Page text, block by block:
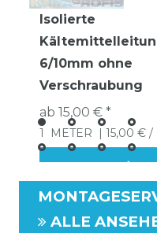
Isolierte
6/10mm ohne
Verschraubung
ab 15,00 € *
1 METER | 15,00 € /
ALLE